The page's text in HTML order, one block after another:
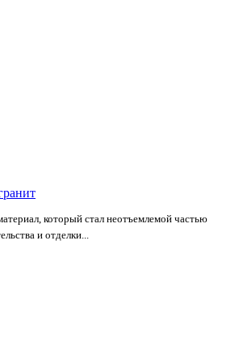
который стал неотъемлемой частью
и отделки...